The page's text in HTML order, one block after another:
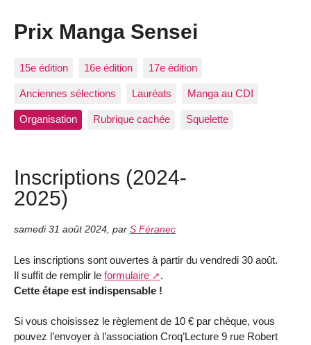
Prix Manga Sensei
15e édition 16e édition 17e édition
Anciennes sélections Lauréats Manga au CDI
Organisation Rubrique cachée Squelette
Inscriptions (2024-
2025)
samedi 31 août 2024 par S Féranec
Les inscriptions sont ouvertes à partir du vendredi 30 août.
Il suffit de remplir le formulaire
.
Cette étape est indispensable !
Si vous choisissez le règlement de 10 € par chèque, vous
pouvez l’envoyer à l’association Croq’Lecture 9 rue Robert